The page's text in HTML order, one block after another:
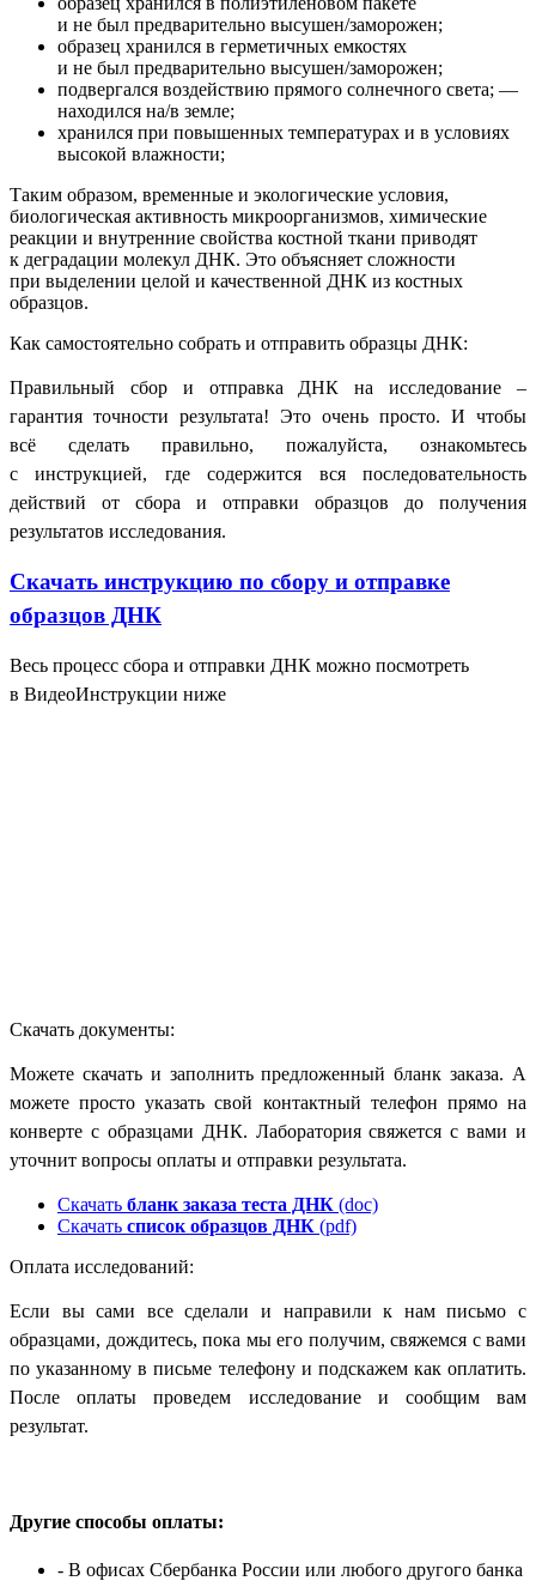
и не был предварительно высушен/заморожен;
образец хранился в герметичных емкостях
и не был предварительно высушен/заморожен;
подвергался воздействию прямого солнечного света; —
находился на/в земле;
хранился при повышенных температурах и в условиях
высокой влажности;
Таким образом, временные и экологические условия,
биологическая активность микроорганизмов, химические
реакции и внутренние свойства костной ткани приводят
к деградации молекул ДНК. Это объясняет сложности
при выделении целой и качественной ДНК из костных
образцов.
Как самостоятельно собрать и отправить образцы ДНК:
Правильный сбор и отправка ДНК на исследование –
гарантия точности результата! Это очень просто. И чтобы
всё сделать правильно, пожалуйста, ознакомьтесь
синструкцией, где содержится вся последовательность
действий от сбора и отправки образцов до получения
результатов исследования.
Скачать инструкцию по сбору и отправке
образцов ДНК
Весь процесс сбора и отправки ДНК можно посмотреть
в ВидеоИнструкции ниже
Скачать документы:
Можете скачать и заполнить предложенный бланк заказа. А
можете просто указать свой контактный телефон прямо на
конверте с образцами ДНК. Лаборатория свяжется с вами и
уточнит вопросы оплаты и отправки результата.
Скачать бланк заказа теста ДНК (doc)
Скачать список образцов ДНК (pdf)
Оплата исследований:
Если вы сами все сделали и направили к нам письмо с
образцами, дождитесь, пока мы его получим, свяжемся с вами
по указанному в письме телефону и подскажем как оплатить.
После оплаты проведем исследование и сообщим вам
результат.
Другие способы оплаты:
- В офисах Сбербанка России или любого другого банка